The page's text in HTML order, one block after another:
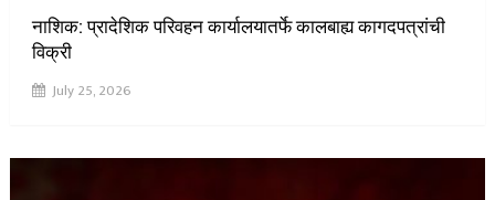
नाशिक: प्रादेशिक परिवहन कार्यालयातर्फे कालबाह्य कागदपत्रांची
विक्री
July 25, 2026